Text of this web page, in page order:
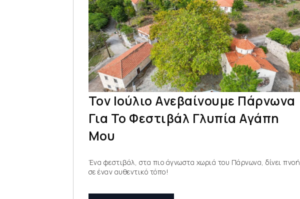
Τον Ιούλιο Ανεβαίνουμε Πάρνωνα
Για Το Φεστιβάλ Γλυπία Αγάπη
Μου
Ένα φεστιβάλ, στα πιο άγνωστα χωριά του Πάρνωνα, δίνει πνοή
σε έναν αυθεντικό τόπο!